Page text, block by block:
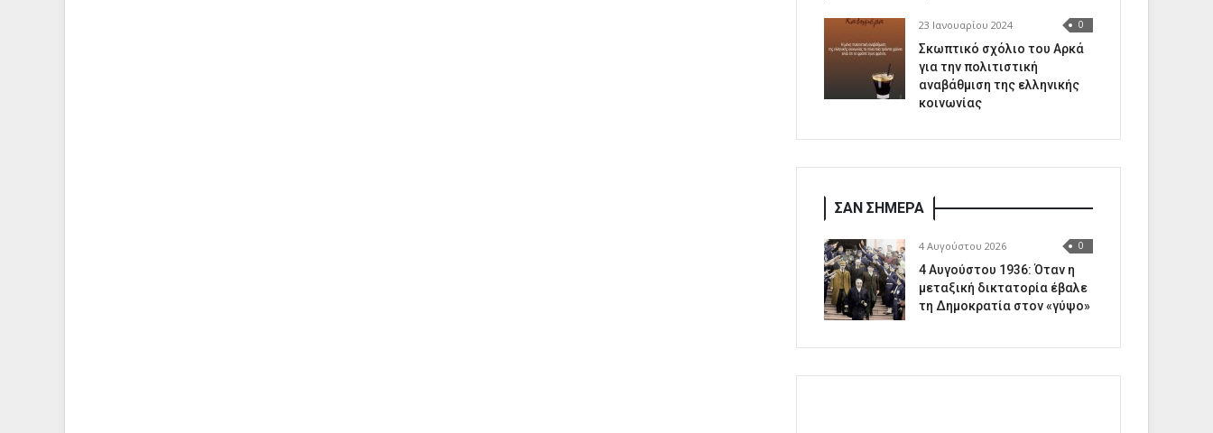
23 Ιανουαρίου 2024 0
Σκωπτικό σχόλιο του Αρκά
για την πολιτιστική
αναβάθμιση της ελληνικής
κοινωνίας
ΣΑΝ ΣΗΜΕΡΑ
4 Αυγούστου 2026 0
4 Αυγούστου 1936: Όταν η
μεταξική δικτατορία έβαλε
τη Δημοκρατία στον «γύψο»